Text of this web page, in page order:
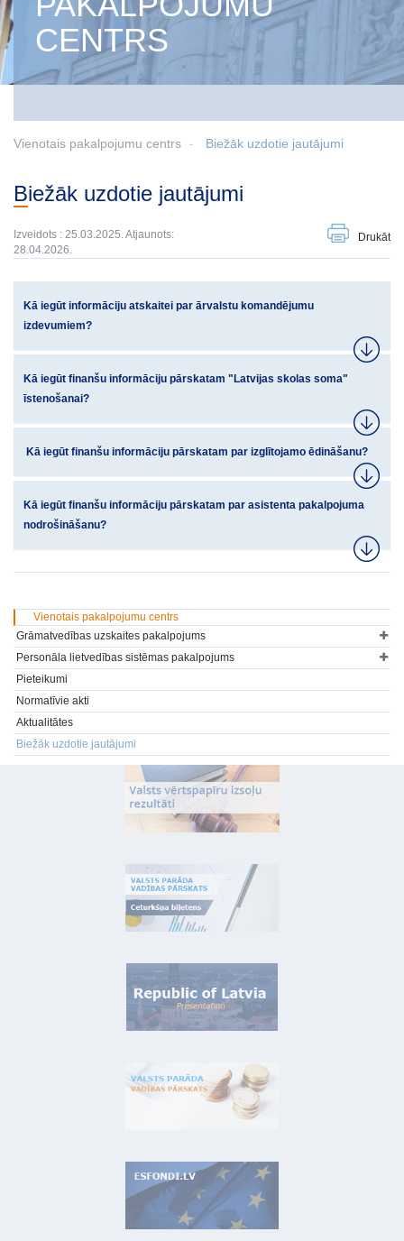
CENTRS
Vienotais pakalpojumu centrs Biežāk uzdotie jautājumi
Biežāk uzdotie jautājumi
Izveidots : 25.03.2025. Atjaunots:
28.04.2026.
Drukāt
Kā iegūt informāciju atskaitei par ārvalstu komandējumu
izdevumiem?
Kā iegūt finanšu informāciju pārskatam "Latvijas skolas soma"
īstenošanai?
Kā iegūt finanšu informāciju pārskatam par izglītojamo ēdināšanu?
Kā iegūt finanšu informāciju pārskatam par asistenta pakalpojuma
nodrošināšanu?
Vienotais pakalpojumu centrs
Grāmatvedības uzskaites pakalpojums
Personāla lietvedības sistēmas pakalpojums
Pieteikumi
Normatīvie akti
Aktualitātes
Biežāk uzdotie jautājumi